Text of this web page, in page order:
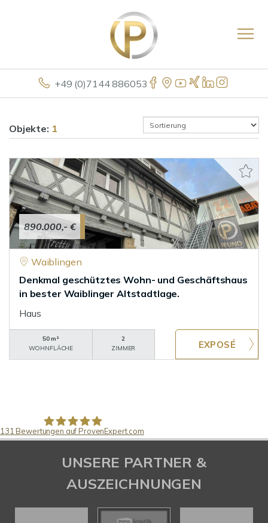
+49 (0)7144 886053
Objekte: 1
890.000,- €
Waiblingen
Denkmal geschütztes Wohn- und Geschäftshaus
in bester Waiblinger Altstadtlage.
Haus
50 m²
WOHNFLÄCHE
2
ZIMMER
Pfund Immobilien
131 Bewertungen auf ProvenExpert.com
UNSERE PARTNER &
AUSZEICHNUNGEN